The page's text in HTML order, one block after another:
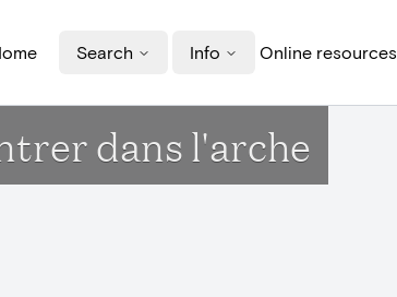
Search Info Online resources
dans l'arche